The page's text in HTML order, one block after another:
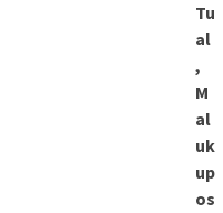
Tu
al
,
M
al
uk
up
os